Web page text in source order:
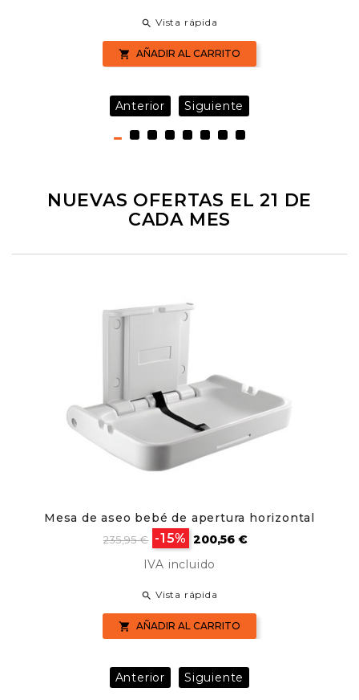
 Vista rápida
 AÑADIR AL CARRITO
Anterior Siguiente
NUEVAS OFERTAS EL 21 DE
CADA MES
Mesa de aseo bebé de apertura horizontal
Precio
235,95 € -15% Precio
200,56 €
IVA incluido
 Vista rápida
 AÑADIR AL CARRITO
Anterior Siguiente